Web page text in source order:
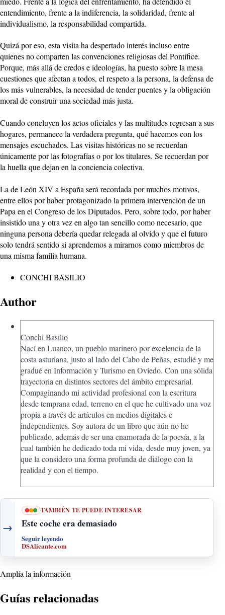
entendimiento, frente a la indiferencia, la solidaridad, frente al
individualismo, la responsabilidad compartida.
Quizá por eso, esta visita ha despertado interés incluso entre
quienes no comparten las convenciones religiosas del Pontífice.
Porque, más allá de credos e ideologías, ha puesto sobre la mesa
cuestiones que afectan a todos, el respeto a la persona, la defensa de
los más vulnerables, la necesidad de tender puentes y la obligación
moral de construir una sociedad más justa.
Cuando concluyen los actos oficiales y las multitudes regresan a sus
hogares, permanece la verdadera pregunta, qué hacemos con los
mensajes escuchados. Las visitas históricas no se recuerdan
únicamente por las fotografías o por los titulares. Se recuerdan por
la huella que dejan en la conciencia colectiva.
La de León XIV a España será recordada por muchos motivos,
entre ellos por haber protagonizado la primera intervención de un
Papa en el Congreso de los Diputados. Pero, sobre todo, por haber
insistido una y otra vez en algo tan sencillo como necesario, que
ninguna persona debería quedar relegada al olvido y que el futuro
solo tendrá sentido si aprendemos a mirarnos como miembros de
una misma familia humana.
CONCHI BASILIO
Author
Conchi Basilio
Nací en Luanco, un pueblo marinero por excelencia de la
costa asturiana, justo al lado del Cabo de Peñas, estudié y me
gradué en Información y Turismo en Oviedo. Con una sólida
trayectoria en distintos sectores del ámbito empresarial.
Compaginando mi actividad profesional con la escritura
desde temprana edad, terreno en el que he cultivado una voz
propia a través de artículos en medios digitales e
independientes. Soy autora de un libro que aún no he
publicado, además de ser una enamorada de la poesía, a la
cual también he dedicado toda mi vida, desde muy joven, ya
que la considero una forma profunda de diálogo con la
realidad y con el tiempo.
→
TAMBIÉN TE PUEDE INTERESAR
Este coche era demasiado
Seguir leyendo
DSAlicante.com
Amplía la información
Guías relacionadas